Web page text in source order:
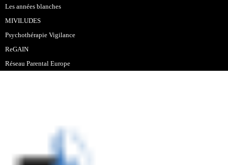
Les années blanches
MIVILUDES
Psychothérapie Vigilance
ReGAIN
Réseau Parental Europe